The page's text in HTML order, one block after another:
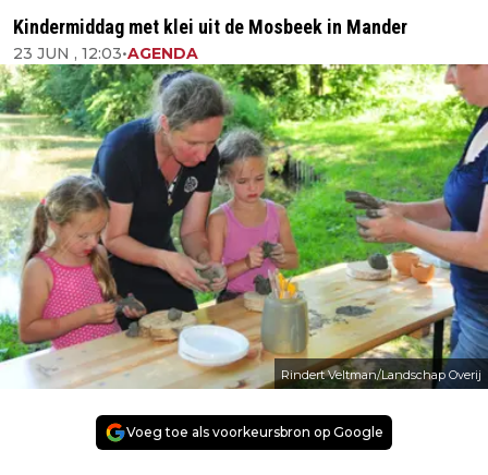
Kindermiddag met klei uit de Mosbeek in Mander
23 JUN , 12:03•AGENDA
Rindert Veltman/Landschap Overij
Voeg toe als voorkeursbron op Google